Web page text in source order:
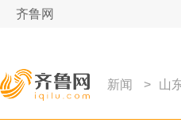
齐鲁网
新闻 > 山